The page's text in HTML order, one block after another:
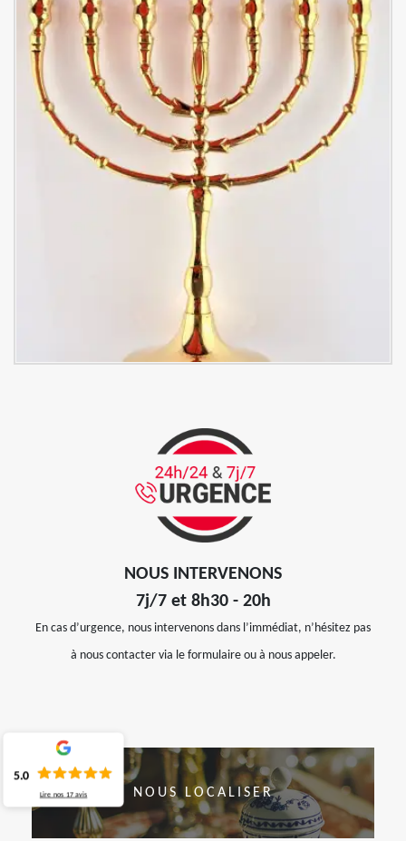
NOUS INTERVENONS
7j/7 et 8h30 - 20h
En cas d’urgence, nous intervenons dans l’immédiat, n’hésitez pas
à nous contacter via le formulaire ou à nous appeler.
NOUS LOCALISER
5.0
Lire nos 17 avis